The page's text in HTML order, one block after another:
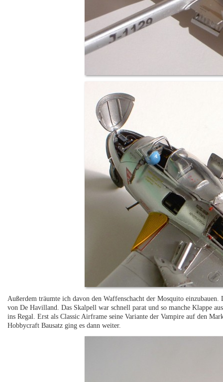
Außerdem träumte ich davon den Waffenschacht der Mosquito
von De Havilland. Das Skalpell war schnell parat und so manche Klappe
ins Regal. Erst als Classic Airframe seine Variante der Vampire auf den
Hobbycraft Bausatz ging es dann weiter.